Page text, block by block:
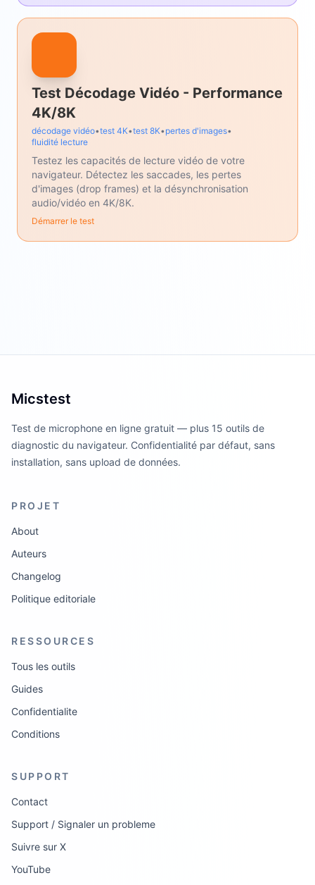
Test Décodage Vidéo - Performance
4K/8K
décodage vidéo•test 4K•test 8K•pertes d'images•
fluidité lecture
Testez les capacités de lecture vidéo de votre
navigateur. Détectez les saccades, les pertes
d'images (drop frames) et la désynchronisation
audio/vidéo en 4K/8K.
Démarrer le test
Micstest
Test de microphone en ligne gratuit — plus 15 outils de
diagnostic du navigateur. Confidentialité par défaut, sans
installation, sans upload de données.
PROJET
About
Auteurs
Changelog
Politique editoriale
RESSOURCES
Tous les outils
Guides
Confidentialite
Conditions
SUPPORT
Contact
Support / Signaler un probleme
Suivre sur X
YouTube